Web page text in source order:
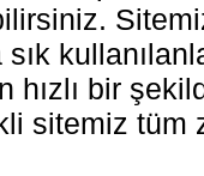
hızlı bir
sitemiz tüm